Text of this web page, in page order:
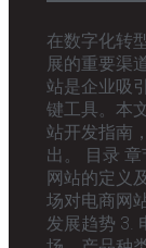
在数字化转
展的重要渠
站是企业吸
键工具。本
站开发指南
出。 目录
网站的定义
场对电商网
发展趋势 3.